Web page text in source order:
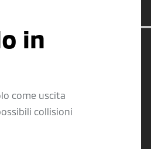
in
come uscita
collisioni